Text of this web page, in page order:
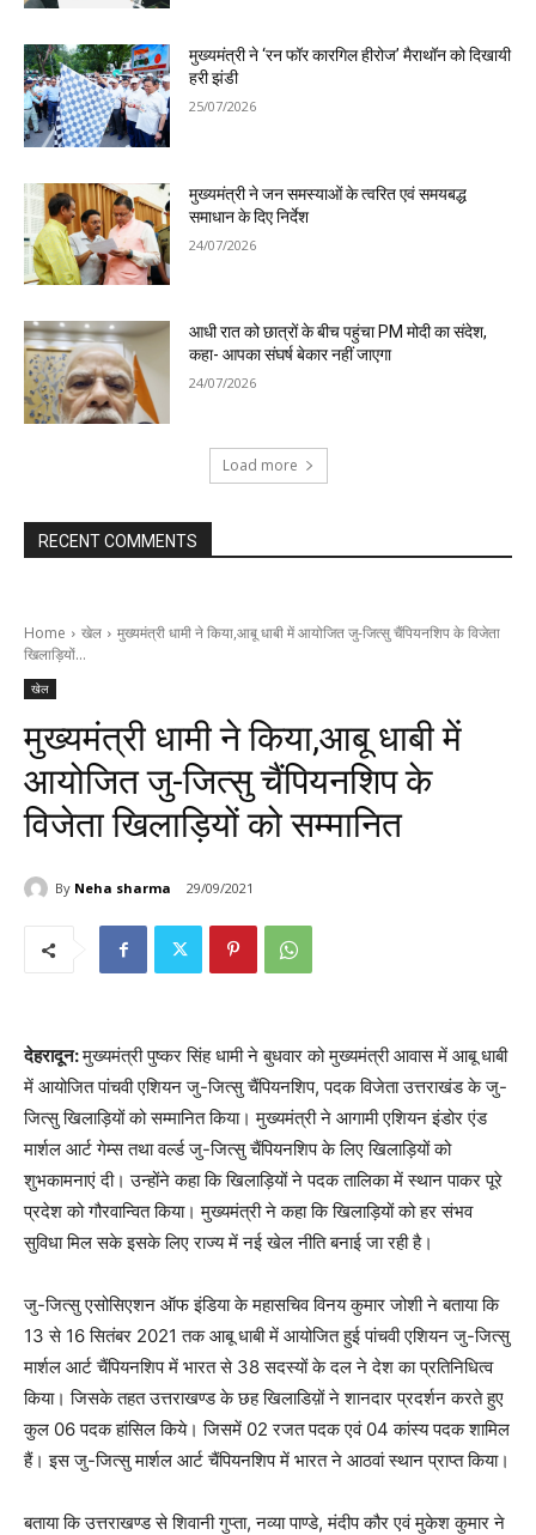
मुख्यमंत्री ने ‘रन फॉर कारगिल हीरोज’ मैराथॉन को दिखायी
हरी झंडी
25/07/2026
मुख्यमंत्री ने जन समस्याओं के त्वरित एवं समयबद्ध
समाधान के दिए निर्देश
24/07/2026
आधी रात को छात्रों के बीच पहुंचा PM मोदी का संदेश,
कहा- आपका संघर्ष बेकार नहीं जाएगा
24/07/2026
Load more
RECENT COMMENTS